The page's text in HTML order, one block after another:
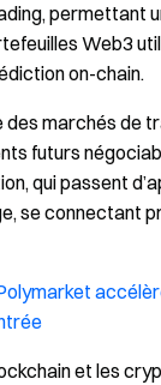
permettant
Web3
on-chain.
marchés de
futurs
qui passent
se connectant
et les